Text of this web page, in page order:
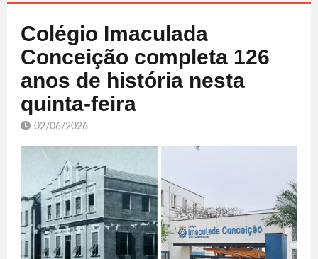
Colégio Imaculada
Conceição completa 126
anos de história nesta
quinta-feira
02/06/2026